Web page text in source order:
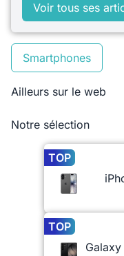
Voir tous ses
Smartphones
Ailleurs sur le web
Notre sélection
TOP
TOP